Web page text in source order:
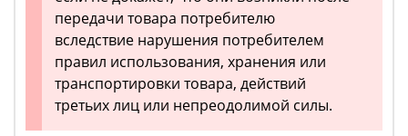
передачи товара потребителю
вследствие нарушения потребителем
правил использования, хранения или
транспортировки товара, действий
третьих лиц или непреодолимой силы.